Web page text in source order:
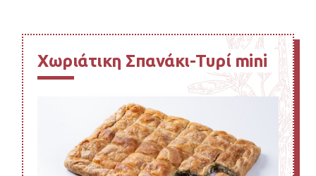
Χωριάτικη Σπανάκι-Τυρί mini